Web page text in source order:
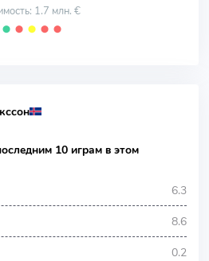
1.7 млн. €
⬤ ⬤ ⬤ ⬤ ⬤
10 играм в этом
6.3
8.6
0.2